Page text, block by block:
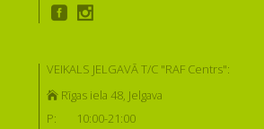
VEIKALS JELGAVĀ T/C "RAF Centrs":
Rīgas iela 48, Jelgava
P:
10:00-21:00